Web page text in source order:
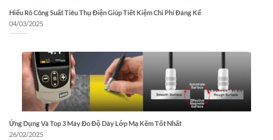
Hiểu Rõ Công Suất Tiêu Thụ Điện Giúp Tiết Kiệm Chi Phí Đáng Kể
04/03/2025
Ứng Dụng Và Top 3 Máy Đo Độ Dày Lớp Mạ Kẽm Tốt Nhất
26/02/2025